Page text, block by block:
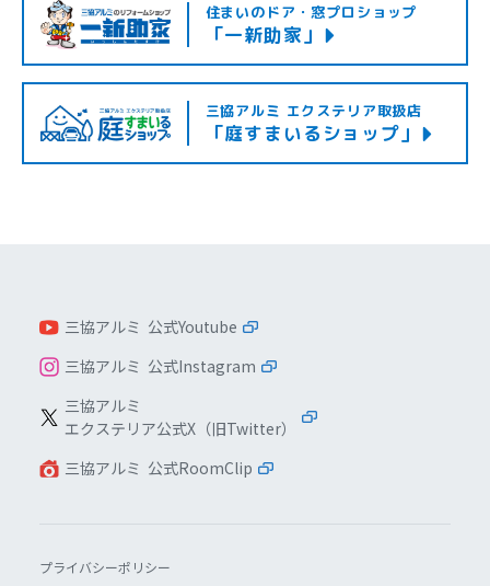
住まいのドア・窓プロショップ
「一新助家」
三協アルミ エクステリア取扱店
「庭すまいるショップ」
三協アルミ 公式Youtube
三協アルミ 公式Instagram
三協アルミ
エクステリア公式X（旧Twitter）
三協アルミ 公式RoomClip
プライバシーポリシー